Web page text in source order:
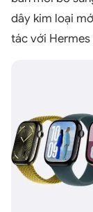
dây kim loại
tác với Hermes